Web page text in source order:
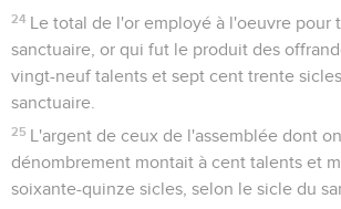
24 Le total de l'or employé à l'oeuvre pour
sanctuaire, or qui fut le produit des
vingt-neuf talents et sept cent trente
sanctuaire.
25 L'argent de ceux de l'assemblée dont
dénombrement montait à cent talents et
soixante-quinze sicles, selon le sicle du